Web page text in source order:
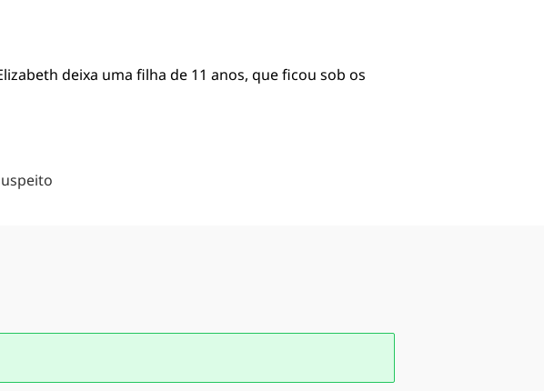
deixa uma filha de 11 anos, que ficou sob os